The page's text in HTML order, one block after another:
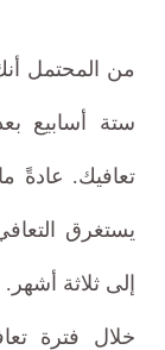
من المحتمل
ستة أسابيع
يستغرق
إلى ثلاثة أشهر.
خلال فترة